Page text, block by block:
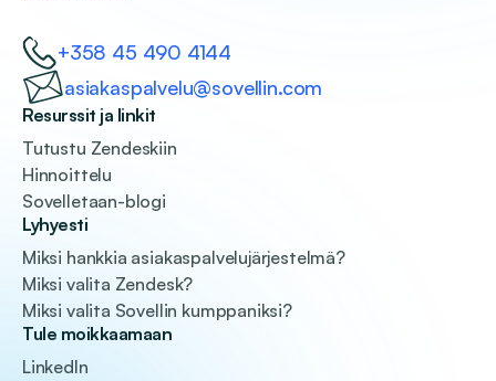
+358 45 490 4144
asiakaspalvelu@sovellin.com
Resurssit ja linkit
Tutustu Zendeskiin
Hinnoittelu
Sovelletaan-blogi
Lyhyesti
Miksi hankkia asiakaspalvelujärjestelmä?
Miksi valita Zendesk?
Miksi valita Sovellin kumppaniksi?
Tule moikkaamaan
LinkedIn